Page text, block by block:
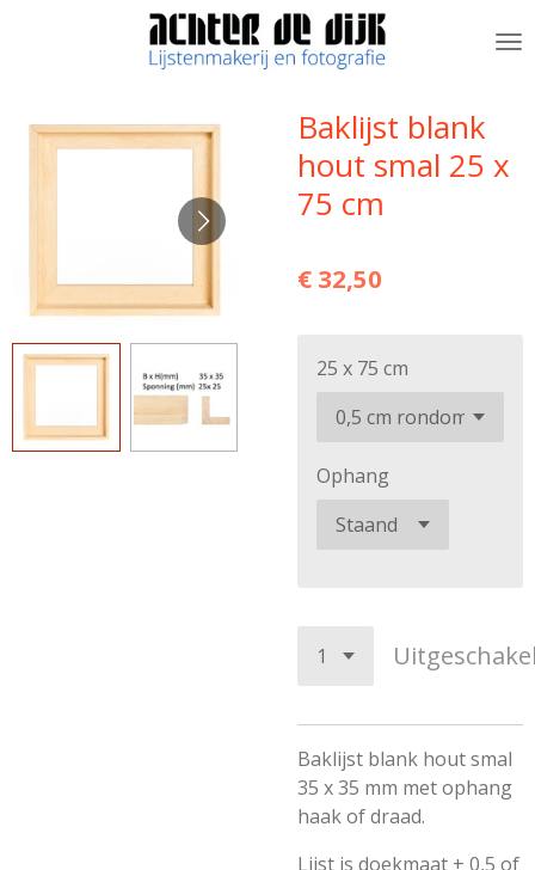
hoofdinhoud
Baklijst blank
hout smal 25 x
75 cm
€ 32,50
25 x 75 cm
Ophang
Baklijst blank hout smal
35 x 35 mm met ophang
haak of draad.
Lijst is doekmaat + 0,5 of